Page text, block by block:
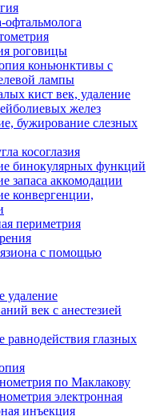
роговицы
коньюнктивы с
лампы
кист век, удаление
желез
бужирование слезных
косоглазия
бинокулярных функций
запаса аккомодации
конвергенции,
периметрия
с помощью
удаление
век с анестезией
равнодействия глазных
по Маклакову
электронная
инъекция